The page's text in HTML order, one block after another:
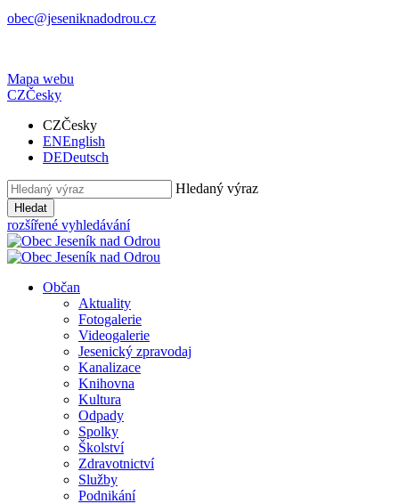
obec@jeseniknadodrou.cz
Mapa webu
CZČesky
CZČesky
ENEnglish
DEDeutsch
Hledaný výraz
Hledat
rozšířené vyhledávání
Občan
Aktuality
Fotogalerie
Videogalerie
Jesenický zpravodaj
Kanalizace
Knihovna
Kultura
Odpady
Spolky
Školství
Zdravotnictví
Služby
Podnikání